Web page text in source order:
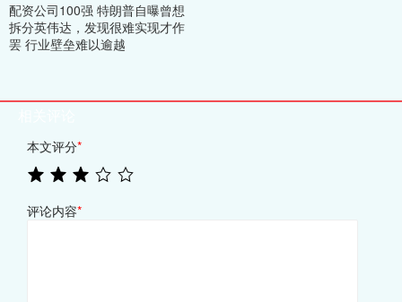
配资公司100强 特朗普自曝曾想
拆分英伟达，发现很难实现才作
罢 行业壁垒难以逾越
本文评分*
评论内容*